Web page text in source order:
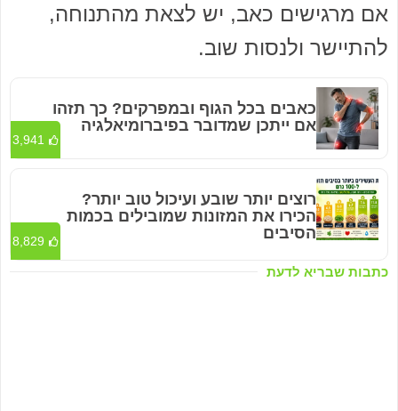
אם מרגישים כאב, יש לצאת מהתנוחה,
להתיישר ולנסות שוב.
כתבות שבריא לדעת
כאבים בכל הגוף ובמפרקים? כך תזהו
אם ייתכן שמדובר בפיברומיאלגיה
3,941
רוצים יותר שובע ועיכול טוב יותר?
הכירו את המזונות שמובילים בכמות
הסיבים
8,829